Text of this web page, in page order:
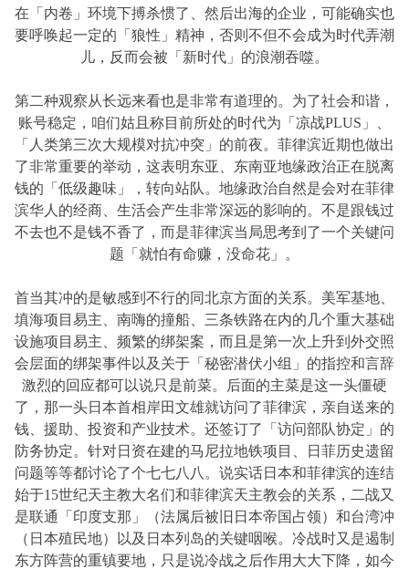
在「内卷」环境下搏杀惯了、然后出海的企业，可能确实也
要呼唤起一定的「狼性」精神，否则不但不会成为时代弄潮
儿，反而会被「新时代」的浪潮吞噬。
第二种观察从长远来看也是非常有道理的。为了社会和谐，
账号稳定，咱们姑且称目前所处的时代为「凉战PLUS」、
「人类第三次大规模对抗冲突」的前夜。菲律滨近期也做出
了非常重要的举动，这表明东亚、东南亚地缘政治正在脱离
钱的「低级趣味」，转向站队。地缘政治自然是会对在菲律
滨华人的经商、生活会产生非常深远的影响的。不是跟钱过
不去也不是钱不香了，而是菲律滨当局思考到了一个关键问
题「就怕有命赚，没命花」。
首当其冲的是敏感到不行的同北京方面的关系。美军基地、
填海项目易主、南嗨的撞船、三条铁路在内的几个重大基础
设施项目易主、频繁的绑架案，而且是第一次上升到外交照
会层面的绑架事件以及关于「秘密潜伏小组」的指控和言辞
激烈的回应都可以说只是前菜。后面的主菜是这一头僵硬
了，那一头日本首相岸田文雄就访问了菲律滨，亲自送来的
钱、援助、投资和产业技术。还签订了「访问部队协定」的
防务协定。针对日资在建的马尼拉地铁项目、日菲历史遗留
问题等等都讨论了个七七八八。说实话日本和菲律滨的连结
始于15世纪天主教大名们和菲律滨天主教会的关系，二战又
是联通「印度支那」（法属后被旧日本帝国占领）和台湾冲
（日本殖民地）以及日本列岛的关键咽喉。冷战时又是遏制
东方阵营的重镇要地，只是说冷战之后作用大大下降，如今